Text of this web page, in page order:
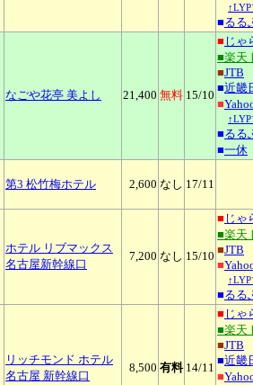
■るる
なごや花亭 美よし 21,400 無料 15/10
■ じゃ
■楽天
■JTB
■近畿
■
■るる
■一休
第3 松竹梅ホテル 2,600 なし 17/11
ホテル リブマックス
名古屋新幹線口
7,200 なし 15/10
■ じゃ
■楽天
■JTB
■
■るる
リッチモンド ホテル
名古屋 新幹線口
8,500 有料 14/11
■ じゃ
■楽天
■JTB
■近畿
■